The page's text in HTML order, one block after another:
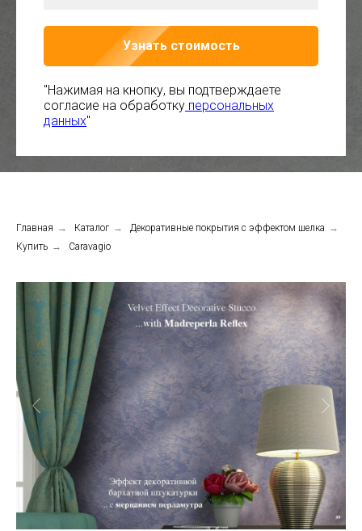
Узнать стоимость
"Нажимая на кнопку, вы подтверждаете
согласие на обработку персональных
данных"
Главная → Каталог → Декоративные покрытия с эффектом шелка →
Купить → Caravagio